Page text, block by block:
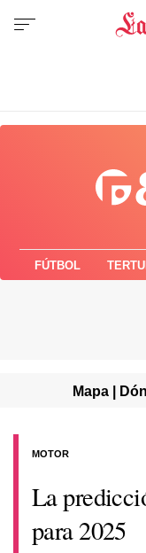
FÚTBOL
Mapa |
La
para 2025
MOTOR